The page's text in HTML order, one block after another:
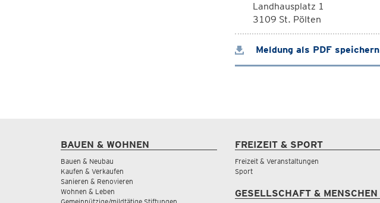
Landhausplatz 1
3109 St. Pölten
Meldung als PDF speichern
BAUEN & WOHNEN
Bauen & Neubau
Kaufen & Verkaufen
Sanieren & Renovieren
Wohnen & Leben
FREIZEIT & SPORT
Freizeit & Veranstaltungen
Sport
GESELLSCHAFT & MENSCHEN